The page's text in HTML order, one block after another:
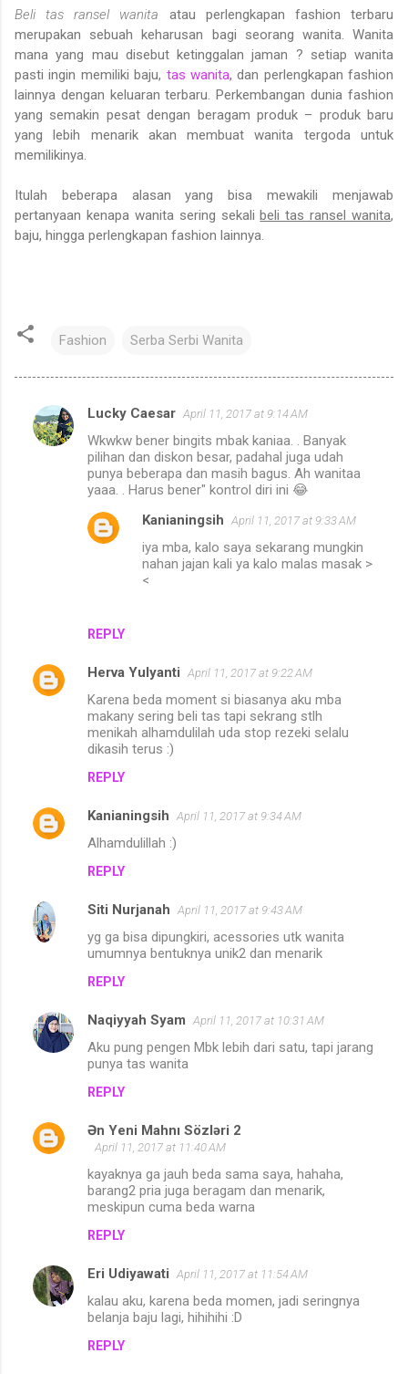
Beli tas ransel wanita atau perlengkapan fashion terbaru
merupakan sebuah keharusan bagi seorang wanita. Wanita
mana yang mau disebut ketinggalan jaman ? setiap wanita
pasti ingin memiliki baju, tas wanita, dan perlengkapan fashion
lainnya dengan keluaran terbaru. Perkembangan dunia fashion
yang semakin pesat dengan beragam produk – produk baru
yang lebih menarik akan membuat wanita tergoda untuk
memilikinya.
Itulah beberapa alasan yang bisa mewakili menjawab
pertanyaan kenapa wanita sering sekali beli tas ransel wanita,
baju, hingga perlengkapan fashion lainnya.
Fashion Serba Serbi Wanita
C
Lucky Caesar April 11, 2017 at 9:14 AM
Wkwkw bener bingits mbak kaniaa. . Banyak
pilihan dan diskon besar, padahal juga udah
punya beberapa dan masih bagus. Ah wanitaa
yaaa. . Harus bener" kontrol diri ini 😂
REPLY
Kanianingsih April 11, 2017 at 9:33 AM
iya mba, kalo saya sekarang mungkin
nahan jajan kali ya kalo malas masak >
<
Herva Yulyanti April 11, 2017 at 9:22 AM
Karena beda moment si biasanya aku mba
makany sering beli tas tapi sekrang stlh
menikah alhamdulilah uda stop rezeki selalu
dikasih terus :)
REPLY
Kanianingsih April 11, 2017 at 9:34 AM
Alhamdulillah :)
REPLY
Siti Nurjanah April 11, 2017 at 9:43 AM
yg ga bisa dipungkiri, acessories utk wanita
umumnya bentuknya unik2 dan menarik
REPLY
Naqiyyah Syam April 11, 2017 at 10:31 AM
Aku pung pengen Mbk lebih dari satu, tapi jarang
punya tas wanita
REPLY
Ən Yeni Mahnı Sözləri 2
April 11, 2017 at 11:40 AM
kayaknya ga jauh beda sama saya, hahaha,
barang2 pria juga beragam dan menarik,
meskipun cuma beda warna
REPLY
Eri Udiyawati April 11, 2017 at 11:54 AM
kalau aku, karena beda momen, jadi seringnya
belanja baju lagi, hihihihi :D
REPLY